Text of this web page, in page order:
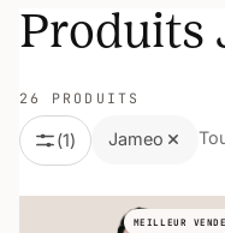
Produits
26 PRODUITS
(1) Jameo
MEILLEUR